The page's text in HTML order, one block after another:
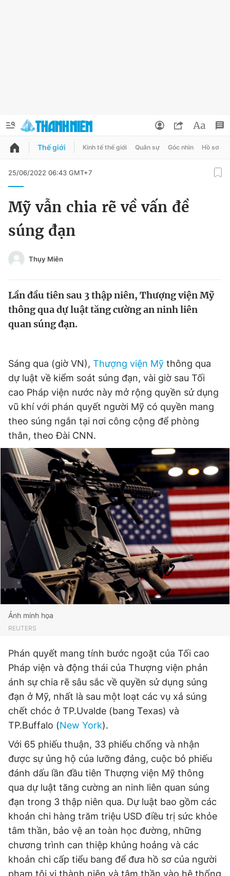
QUẢNG CÁO
Chuyên mục
Chào ngày mới
Tin thị trường Tin 360
Video
Sản phẩm khác
Tiện ích Bạn cần biết
Thông tin tòa soạn Liên hệ quảng cáo
Đọc Thanh Niên trên điện thoại
Theo dõi báo trên
Hotline
0906 645 777
Liên hệ quảng cáo
0908 780 404
Đặt báo
Phó tổng biên tập thường trực: Hải Thành
Phó tổng biên tập: Lâm Hiếu Dũng
Phó tổng biên tập: Trần Việt Hưng
Tổng thư ký tòa soạn: Đức Trung
Giấy phép xuất bản số 110/GP - BTTTT cấp ngày 24.3.2020
© 2003-2026 Bản quyền thuộc về Báo Thanh Niên. Cấm sao
chép dưới mọi hình thức nếu không có sự chấp thuận bằng văn
bản. Phát triển bởi ePi Technologies, JSC.
Đổi mật khẩu
Tin đã lưu
Thế giới Kinh tế thế giới Quân sự Góc nhìn Hồ sơ
25/06/2022 06:43 GMT+7
Mỹ vẫn chia rẽ về vấn đề
súng đạn
Thụy Miên
Lần đầu tiên sau 3 thập niên, Thượng viện Mỹ
thông qua dự luật tăng cường an ninh liên
quan súng đạn.
Sáng qua (giờ VN), Thượng viện Mỹ thông qua
dự luật về kiểm soát súng đạn, vài giờ sau Tối
cao Pháp viện nước này mở rộng quyền sử dụng
vũ khí với phán quyết người Mỹ có quyền mang
theo súng ngắn tại nơi công cộng để phòng
thân, theo Đài CNN.
Ảnh minh họa
REUTERS
Phán quyết mang tính bước ngoặt của Tối cao
Pháp viện và động thái của Thượng viện phản
ánh sự chia rẽ sâu sắc về quyền sử dụng súng
đạn ở Mỹ, nhất là sau một loạt các vụ xả súng
chết chóc ở TP.Uvalde (bang Texas) và
TP.Buffalo (New York).
Với 65 phiếu thuận, 33 phiếu chống và nhận
được sự ủng hộ của lưỡng đảng, cuộc bỏ phiếu
đánh dấu lần đầu tiên Thượng viện Mỹ thông
qua dự luật tăng cường an ninh liên quan súng
đạn trong 3 thập niên qua. Dự luật bao gồm các
khoản chi hàng trăm triệu USD điều trị sức khỏe
tâm thần, bảo vệ an toàn học đường, những
chương trình can thiệp khủng hoảng và các
khoản chi cấp tiểu bang để đưa hồ sơ của người
phạm tội vị thành niên và tâm thần vào hệ thống